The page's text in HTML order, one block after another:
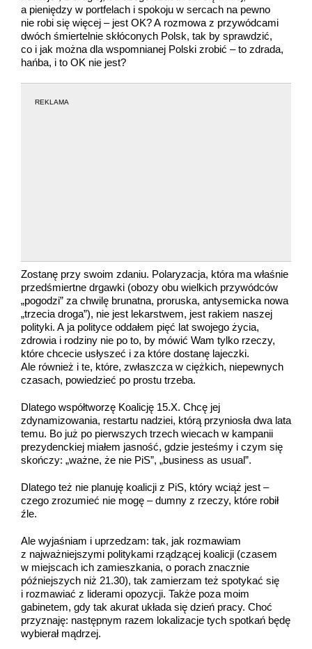
a pieniędzy w portfelach i spokoju w sercach na pewno
nie robi się więcej – jest OK? A rozmowa z przywódcami
dwóch śmiertelnie skłóconych Polsk, tak by sprawdzić,
co i jak można dla wspomnianej Polski zrobić – to zdrada,
hańba, i to OK nie jest?
REKLAMA
Zostanę przy swoim zdaniu. Polaryzacja, która ma właśnie
przedśmiertne drgawki (obozy obu wielkich przywódców
„pogodzi” za chwilę brunatna, proruska, antysemicka nowa
„trzecia droga”), nie jest lekarstwem, jest rakiem naszej
polityki. A ja polityce oddałem pięć lat swojego życia,
zdrowia i rodziny nie po to, by mówić Wam tylko rzeczy,
które chcecie usłyszeć i za które dostanę lajeczki.
Ale również i te, które, zwłaszcza w ciężkich, niepewnych
czasach, powiedzieć po prostu trzeba.
Dlatego współtworzę Koalicję 15.X. Chcę jej
zdynamizowania, restartu nadziei, którą przyniosła dwa lata
temu. Bo już po pierwszych trzech wiecach w kampanii
prezydenckiej miałem jasność, gdzie jesteśmy i czym się
skończy: „ważne, że nie PiS”, „business as usual”.
Dlatego też nie planuję koalicji z PiS, który wciąż jest –
czego zrozumieć nie mogę – dumny z rzeczy, które robił
źle.
Ale wyjaśniam i uprzedzam: tak, jak rozmawiam
z najważniejszymi politykami rządzącej koalicji (czasem
w miejscach ich zamieszkania, o porach znacznie
późniejszych niż 21.30), tak zamierzam też spotykać się
i rozmawiać z liderami opozycji. Także poza moim
gabinetem, gdy tak akurat układa się dzień pracy. Choć
przyznaję: następnym razem lokalizacje tych spotkań będę
wybierał mądrzej.